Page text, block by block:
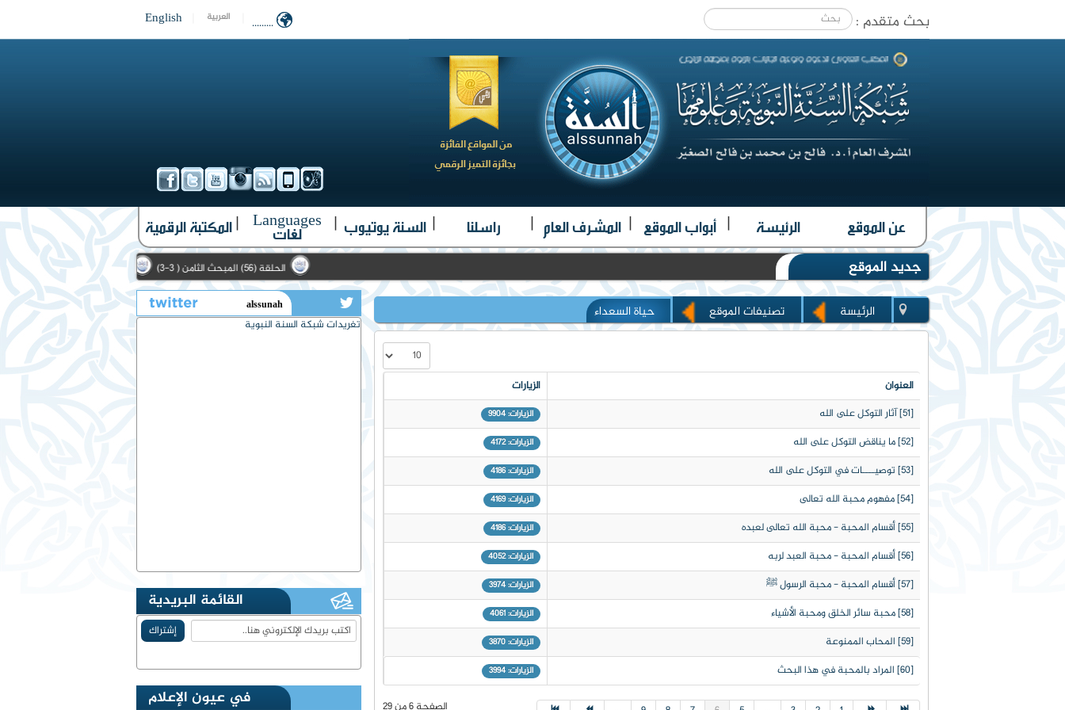
بحث متقدم : English العربية .........
عن الموقع الرئيسة | أبواب الموقع | المشرف العام | راسلنا | السنة يوتيوب |
Languages
لغات |المكتبة الرقمية
جديد الموقع
الحلقة (56) المبحث الثامن ( 3-3) الحلقة (10) الأمثال الواردة في حديث الحارث الأشعري (1-3)
الرئيسة تصنيفات الموقع حياة السعداء
عدد الإظهارات:
العنوان
الزيارات
[51] آثار التوكل على الله
الزيارات: 9904
[52] ما يناقض التوكل على الله الزيارات: 4172
[53] توصيــــات في التوكل على الله الزيارات: 4186
[54] مفهوم محبة الله تعالى الزيارات: 4169
[55] أقسام المحبة - محبة الله تعالى لعبده الزيارات: 4186
[56] أقسام المحبة - محبة العبد لربه الزيارات: 4052
[57] أقسام المحبة - محبة الرسول ﷺ الزيارات: 3974
[58] محبة سائر الخلق ومحبة الأشياء الزيارات: 4061
[59] المحاب الممنوعة الزيارات: 3870
[60] المراد بالمحبة في هذا البحث الزيارات: 3994
تغريدات شبكة السنة النبوية
القائمة البريدية
في عيون الإعلام